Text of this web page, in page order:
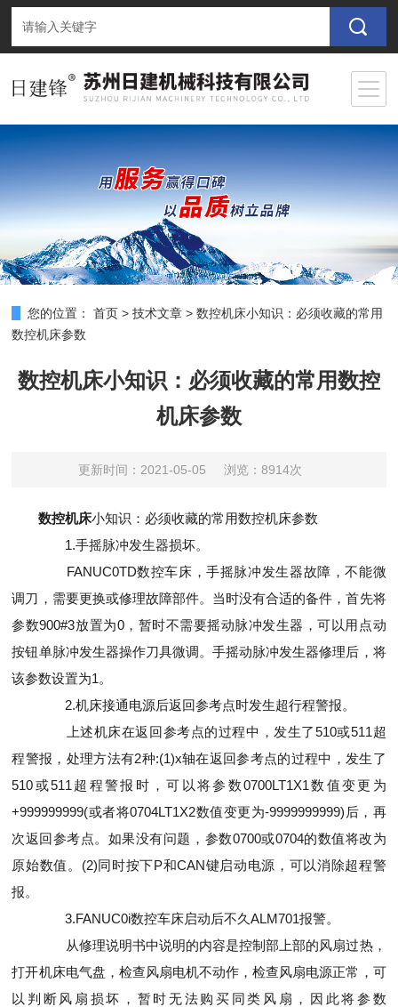
您的位置： 首页 >技术文章 >数控机床小知识：必须收藏的常用
数控机床参数
数控机床小知识：必须收藏的常用数控
机床参数
更新时间：2021-05-05 浏览：8914次
数控机床小知识：必须收藏的常用数控机床参数
1.手摇脉冲发生器损坏。
FANUC0TD数控车床，手摇脉冲发生器故障，不能微
调刀，需要更换或修理故障部件。当时没有合适的备件，首先将
参数900#3放置为0，暂时不需要摇动脉冲发生器，可以用点动
按钮单脉冲发生器操作刀具微调。手摇动脉冲发生器修理后，将
该参数设置为1。
2.机床接通电源后返回参考点时发生超行程警报。
上述机床在返回参考点的过程中，发生了510或511超
程警报，处理方法有2种:(1)x轴在返回参考点的过程中，发生了
510或511超程警报时，可以将参数0700LT1X1数值变更为
+999999999(或者将0704LT1X2数值变更为-9999999999)后，再
次返回参考点。如果没有问题，参数0700或0704的数值将改为
原始数值。(2)同时按下P和CAN键启动电源，可以消除超程警
报。
3.FANUC0i数控车床启动后不久ALM701报警。
从修理说明书中说明的内容是控制部上部的风扇过热，
打开机床电气盘，检查风扇电机不动作，检查风扇电源正常，可
以判断风扇损坏，暂时无法购买同类风扇，因此将参数